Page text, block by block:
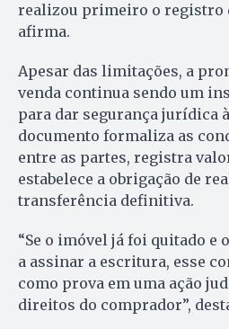
realizou primeiro o registro
afirma.
Apesar das limitações, a
venda continua sendo um
para dar segurança jurídica
documento formaliza as
entre as partes, registra
estabelece a obrigação de
transferência definitiva.
“Se o imóvel já foi quitado e
a assinar a escritura, esse
como prova em uma ação
direitos do comprador”,